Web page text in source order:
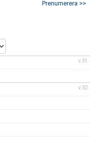
Prenumerera >>
v.31
v.32